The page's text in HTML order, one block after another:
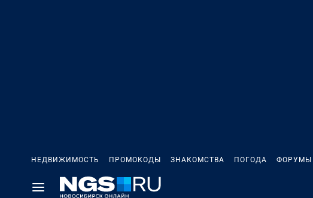
НЕДВИЖИМОСТЬ ПРОМОКОДЫ ЗНАКОМСТВА ПОГОДА ФОРУМЫ